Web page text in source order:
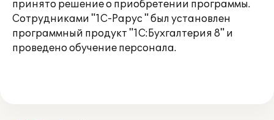
принято решение о приобретении программы.
Сотрудниками "1С-Рарус " был установлен
программный продукт "1С:Бухгалтерия 8" и
проведено обучение персонала.